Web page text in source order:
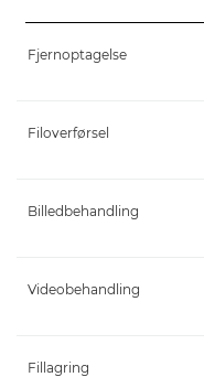
Fjernoptagelse
Filoverførsel
Billedbehandling
Videobehandling
Fillagring